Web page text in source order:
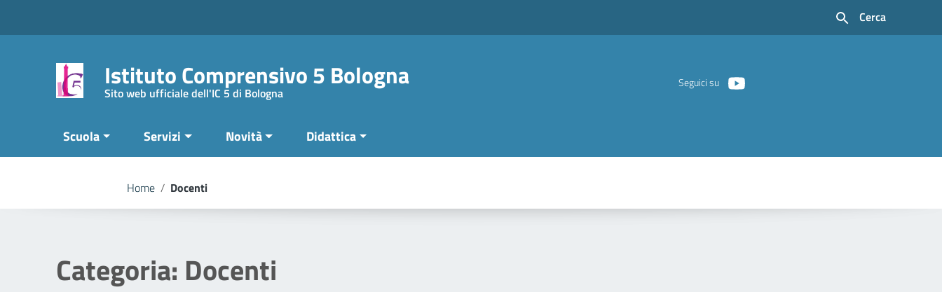
Cerca
Istituto Comprensivo 5 Bologna
Sito web ufficiale dell'IC 5 di Bologna
Seguici su
Scuola Servizi Novità Didattica
Home / Docenti
Categoria: Docenti